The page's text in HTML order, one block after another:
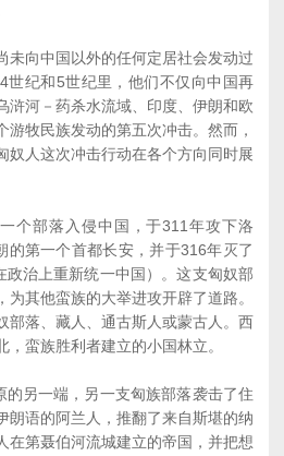
向中国以外的任何定居社会发动过
世纪和5世纪里，他们不仅向中国再
浒河－药杀水流域、印度、伊朗和欧
游牧民族发动的第五次冲击。然而，
奴人这次冲击行动在各个方向同时展
部落入侵中国，于311年攻下洛
的第一个首都长安，并于316年灭了
治上重新统一中国）。这支匈奴部
其他蛮族的大举进攻开辟了道路。
部落、藏人、通古斯人或蒙古人。西
蛮族胜利者建立的小国林立。
另一端，另一支匈族部落袭击了住
朗语的阿兰人，推翻了来自斯堪的纳
在第聂伯河流城建立的帝国，并把想